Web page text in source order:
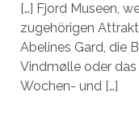
[…] Fjord Museen,
zugehörigen
Abelines Gard, die
Vindmølle oder
Wochen- und […]